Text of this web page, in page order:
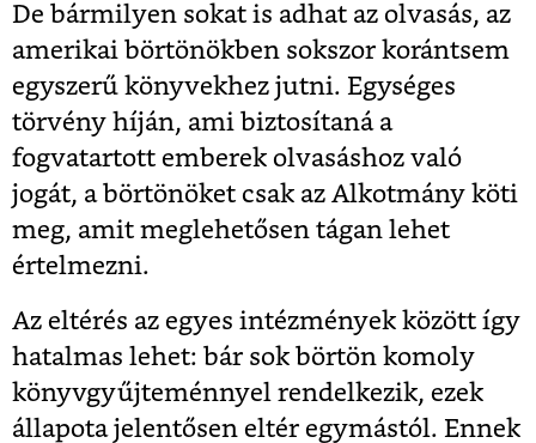
De bármilyen sokat is adhat az olvasás, az
amerikai börtönökben sokszor korántsem
egyszerű könyvekhez jutni. Egységes
törvény híján, ami biztosítaná a
fogvatartott emberek olvasáshoz való
jogát, a börtönöket csak az Alkotmány köti
meg, amit meglehetősen tágan lehet
értelmezni.
Az eltérés az egyes intézmények között így
hatalmas lehet: bár sok börtön komoly
könyvgyűjteménnyel rendelkezik, ezek
állapota jelentősen eltér egymástól. Ennek